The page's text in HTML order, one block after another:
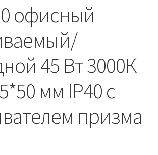
офисный
45 Вт 3000К
мм IP40 с
призма